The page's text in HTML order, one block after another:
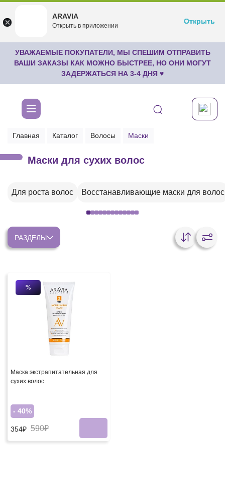
undefined
Бесплатноru.aravia.new
Открыть
УВАЖАЕМЫЕ ПОКУПАТЕЛИ, МЫ СПЕШИМ ОТПРАВИТЬ
ВАШИ ЗАКАЗЫ КАК МОЖНО БЫСТРЕЕ, НО ОНИ МОГУТ
ЗАДЕРЖАТЬСЯ НА 3-4 ДНЯ ♥
Главная Каталог Волосы Маски
Маски для сухих волос
Для роста волос Восстанавливающие маски для волос
РАЗДЕЛЫ
%
Маска экстрапитательная для
сухих волос
- 40%
354₽ 590₽
ARAVIA
Открыть в приложении
Открыть